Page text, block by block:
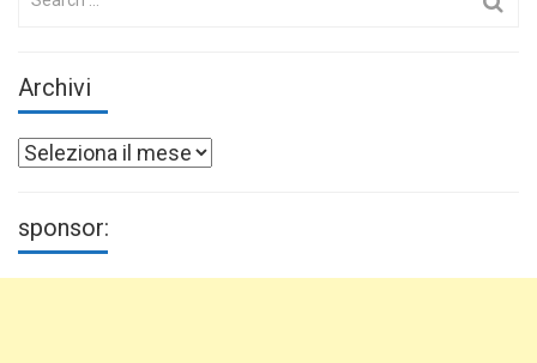
Archivi
Archivi
sponsor: